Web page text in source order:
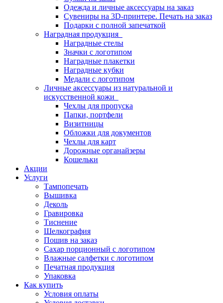
Одежда и личные аксессуары на заказ
Сувениры на 3D-принтере. Печать на заказ
Подарки с полной запечаткой
Наградная продукция
Наградные стелы
Значки с логотипом
Наградные плакетки
Наградные кубки
Медали с логотипом
Личные аксессуары из натуральной и
искусственной кожи
Чехлы для пропуска
Папки, портфели
Визитницы
Обложки для документов
Чехлы для карт
Дорожные органайзеры
Кошельки
Акции
Услуги
Тампопечать
Вышивка
Деколь
Гравировка
Тиснение
Шелкография
Пошив на заказ
Сахар порционный с логотипом
Влажные салфетки с логотипом
Печатная продукция
Упаковка
Как купить
Условия оплаты